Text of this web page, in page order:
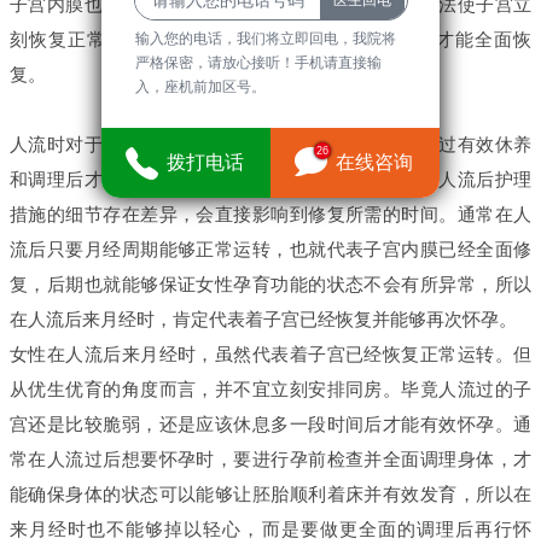
刻恢复正常，必须要通过一段时间有效休养和护理才能全面恢
复。
人流时对于子宫内膜等部位所造成的损伤，肯定要通过有效休养
和调理后才能恢复，而个人体质状态有所不同，加上人流后护理
措施的细节存在差异，会直接影响到修复所需的时间。通常在人
流后只要月经周期能够正常运转，也就代表子宫内膜已经全面修
复，后期也就能够保证女性孕育功能的状态不会有所异常，所以
在人流后来月经时，肯定代表着子宫已经恢复并能够再次怀孕。
女性在人流后来月经时，虽然代表着子宫已经恢复正常运转。但
从优生优育的角度而言，并不宜立刻安排同房。毕竟人流过的子
宫还是比较脆弱，还是应该休息多一段时间后才能有效怀孕。通
常在人流过后想要怀孕时，要进行孕前检查并全面调理身体，才
能确保身体的状态可以能够让胚胎顺利着床并有效发育，所以在
来月经时也不能够掉以轻心，而是要做更全面的调理后再行怀
输入您的电话，我们将立即回电，我院将
严格保密，请放心接听！手机请直接输
入，座机前加区号。
拨打电话
26
在线咨询